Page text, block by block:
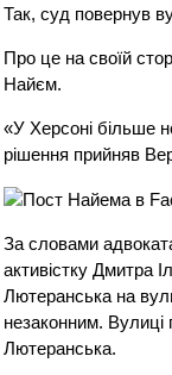
Так, суд повернув
Про це на своїй
Найєм.
«У Херсоні більше
рішення прийняв
За словами
активістку Дмитра
Лютеранська на
незаконним. Вулиці
Лютеранська.